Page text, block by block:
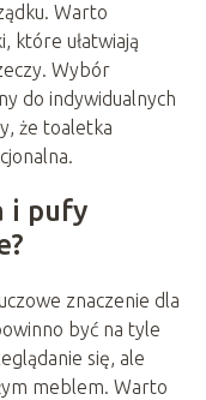
Warto
które ułatwiają
Wybór
do indywidualnych
że toaletka
i pufy
znaczenie dla
być na tyle
się, ale
meblem. Warto